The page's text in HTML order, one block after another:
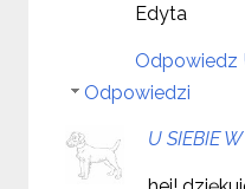
Edyta
Odpowiedz
Odpowiedzi
U SIEBIE